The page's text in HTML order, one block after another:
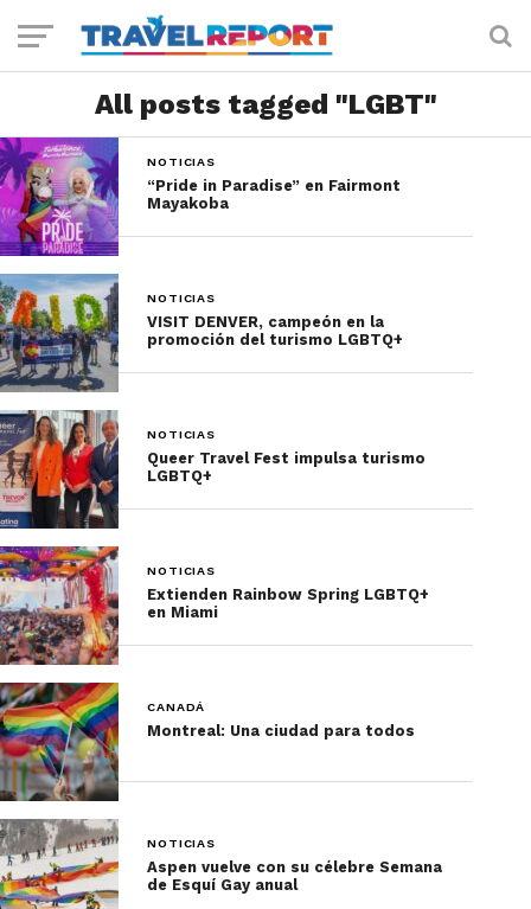
All posts tagged "LGBT"
NOTICIAS
“Pride in Paradise” en Fairmont
Mayakoba
NOTICIAS
VISIT DENVER, campeón en la
promoción del turismo LGBTQ+
NOTICIAS
Queer Travel Fest impulsa turismo
LGBTQ+
NOTICIAS
Extienden Rainbow Spring LGBTQ+
en Miami
CANADÁ
Montreal: Una ciudad para todos
NOTICIAS
Aspen vuelve con su célebre Semana
de Esquí Gay anual